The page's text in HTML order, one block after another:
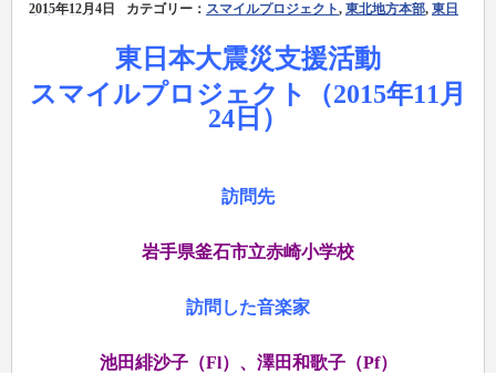
2015年12月4日 カテゴリー： スマイルプロジェクト, 東北地方本部, 東日
東日本大震災支援活動
スマイルプロジェクト（2015年11月
24日）
訪問先
岩手県釜石市立赤崎小学校
訪問した音楽家
池田緋沙子（Fl）、澤田和歌子（Pf）